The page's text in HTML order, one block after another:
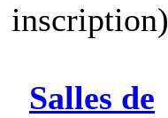
inscription)
Salles de